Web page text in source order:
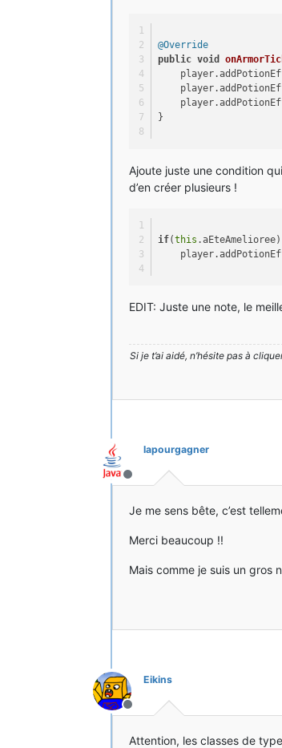
@Override
public void
}
Ajoute juste une condition
d’en créer plusieurs !
if(this .aEteAmelioree)
EDIT: Juste une note, le
Si je t’ai aidé, n’hésite pas à
Hors-ligne
lapourgagner
Je me sens bête, c’est
Merci beaucoup !!
Mais comme je suis un gros
Hors-ligne
Eikins
Attention, les classes de